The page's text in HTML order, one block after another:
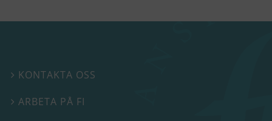
 KONTAKTA OSS
 ARBETA PÅ FI